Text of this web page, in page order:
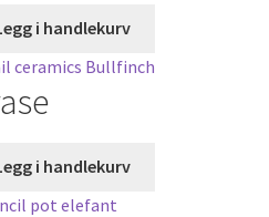
i handlekurv
i handlekurv